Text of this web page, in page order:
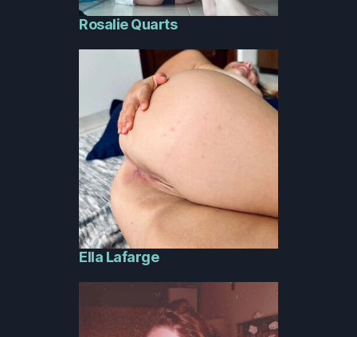
Rosalie Quarts
Ella Lafarge